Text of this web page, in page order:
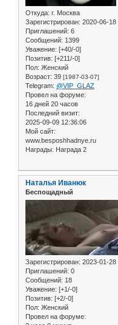
Откуда: г. Москва
Зарегистрирован: 2020-06-18
Приглашений: 6
Сообщений: 1399
Уважение: [+40/-0]
Позитив: [+211/-0]
Пол: Женский
Возраст: 39 [1987-03-07]
Telegram: @VIP_GLAZ
Провел на форуме:
16 дней 20 часов
Последний визит:
2025-09-09 12:36:06
Мой сайт:
www.besposhhadnye.ru
Награды: Награда 2
Наталья Иванюк
Беспощадный
Зарегистрирован: 2023-01-28
Приглашений: 0
Сообщений: 18
Уважение: [+1/-0]
Позитив: [+2/-0]
Пол: Женский
Провел на форуме: